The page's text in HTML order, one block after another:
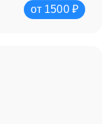
от 1500 ₽